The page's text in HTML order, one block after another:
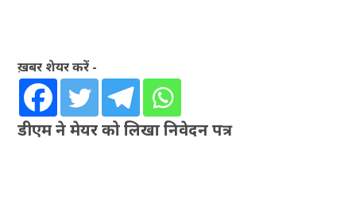
ख़बर शेयर करें -
डीएम ने मेयर को लिखा निवेदन पत्र